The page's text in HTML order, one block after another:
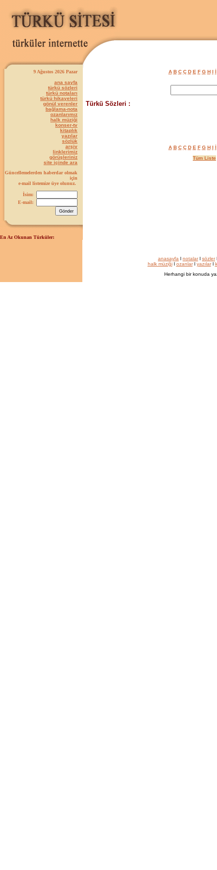
9 Ağustos 2026 Pazar
ana sayfa
türkü sözleri
türkü notaları
türkü hikayeleri
gönül verenler
bağlama-nota
ozanlarımız
halk müziği
konser-tv
kitaplık
yazılar
sözlük
arşiv
linklerimiz
görüşleriniz
site içinde ara
Güncellemelerden haberdar olmak
için
e-mail listemize üye olunuz.
İsim:
E-mail:
En Az Okunan Türküler:
A B C Ç D E F G H I İ
Türkü Sözleri :
A B C Ç D E F G H I İ
Tüm Liste
anasayfa l notalarl sözler
halk müziğil ozanlarl yazılarl
Herhangi bir konuda